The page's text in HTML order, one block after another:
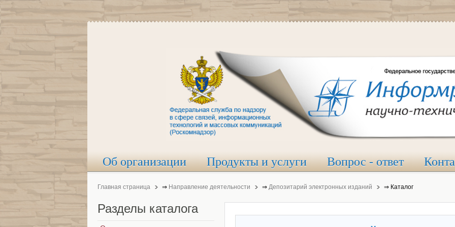
Об организации Продукты и услуги Вопрос - ответ
Главная страница ⇒ Направление деятельности ⇒ Депозитарий электронных изданий ⇒ Каталог
Разделы каталога